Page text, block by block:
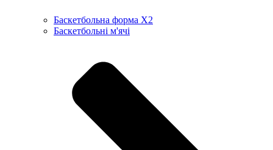
Баскетбольна форма X2
Баскетбольні м'ячі